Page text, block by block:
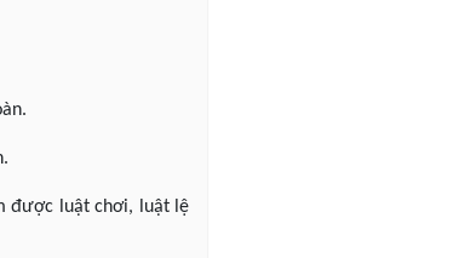
được luật chơi, luật lệ